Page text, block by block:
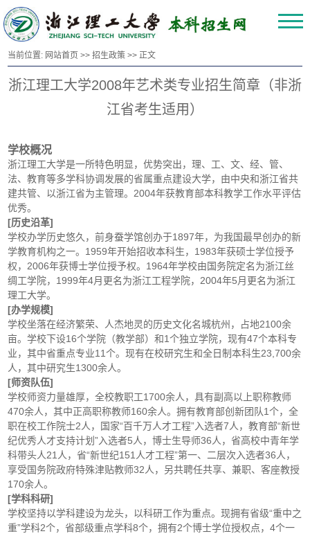
当前位置: 网站首页 >>招生政策 >> 正文
浙江理工大学2008年艺术类专业招生简章（非浙
江省考生适用）
学校概况
浙江理工大学是一所特色明显，优势突出，理、工、文、经、管、
法、教育等多学科协调发展的省属重点建设大学，由中央和浙江省共
建共管、以浙江省为主管理。2004年获教育部本科教学工作水平评估
优秀。
[历史沿革]
学校办学历史悠久，前身蚕学馆创办于1897年，为我国最早创办的新
学教育机构之一。1959年开始招收本科生，1983年获硕士学位授予
权，2006年获博士学位授予权。1964年学校由国务院定名为浙江丝
绸工学院，1999年4月更名为浙江工程学院，2004年5月更名为浙江
理工大学。
[办学规模]
学校坐落在经济繁荣、人杰地灵的历史文化名城杭州，占地2100余
亩。学校下设16个学院（教学部）和1个独立学院，现有47个本科专
业，其中省重点专业11个。现有在校研究生和全日制本科生23,700余
人，其中研究生1300余人。
[师资队伍]
学校师资力量雄厚，全校教职工1700余人，具有副高以上职称教师
470余人，其中正高职称教师160余人。拥有教育部创新团队1个，全
职在校工作院士2人，国家“百千万人才工程”入选者7人，教育部“新世
纪优秀人才支持计划”入选者5人，博士生导师36人，省高校中青年学
科带头人21人，省“新世纪151人才工程”第一、二层次入选者36人，
享受国务院政府特殊津贴教师32人，另共聘任共享、兼职、客座教授
170余人。
[学科科研]
学校坚持以学科建设为龙头，以科研工作为重点。现拥有省级“重中之
重”学科2个，省部级重点学科8个，拥有2个博士学位授权点，4个一